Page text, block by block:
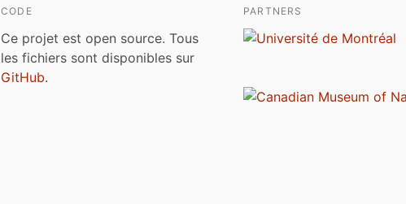
CODE
Ce projet est open source. Tous
les fichiers sont disponibles sur
GitHub.
PARTNERS